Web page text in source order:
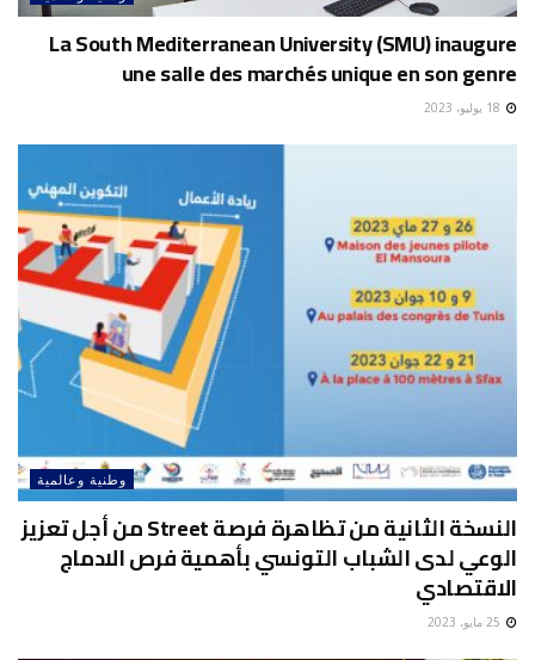
La South Mediterranean University (SMU) inaugure
une salle des marchés unique en son genre
وطنية وعالمية
النسخة الثانية من تظاهرة فرصة Street من أجل تعزيز
الوعي لدى الشباب التونسي بأهمية فرص الادماج
الاقتصادي